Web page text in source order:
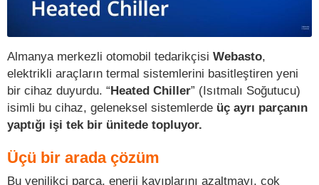
Almanya merkezli otomobil tedarikçisi Webasto,
elektrikli araçların termal sistemlerini basitleştiren yeni
bir cihaz duyurdu. “Heated Chiller” (Isıtmalı Soğutucu)
isimli bu cihaz, geleneksel sistemlerde üç ayrı parçanın
yaptığı işi tek bir ünitede topluyor.
Üçü bir arada çözüm
Bu yenilikçi parça, enerji kayıplarını azaltmayı, çok